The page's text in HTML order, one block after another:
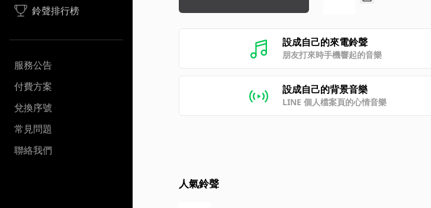
鈴聲排行榜
服務公告
付費方案
兌換序號
常見問題
聯絡我們
設成自己的來電鈴聲
朋友打來時手機響起的音樂
設成自己的背景音樂
LINE 個人檔案頁的心情音樂
人氣鈴聲